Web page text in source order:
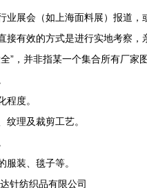
业展会（如上海面料展）报道，
接有效的方式是进行实地考察，
全”，并非指某一个集合所有厂
程度。
纹理及裁剪工艺。
服装、毯子等。
针纺织品有限公司